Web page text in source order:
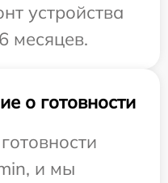
устройства
месяцев.
о готовности
и мы